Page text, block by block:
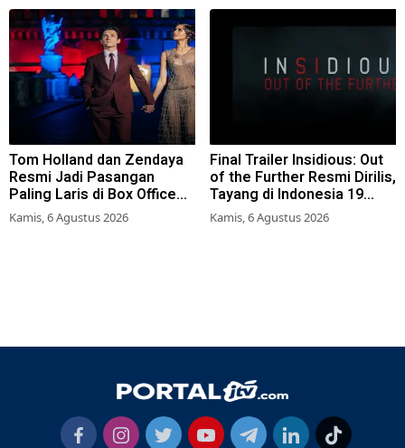
Tom Holland dan Zendaya
Resmi Jadi Pasangan
Paling Laris di Box Office
2026
Kamis, 6 Agustus 2026
Final Trailer Insidious: Out
of the Further Resmi Dirilis,
Tayang di Indonesia 19
Agustus 2026
Kamis, 6 Agustus 2026